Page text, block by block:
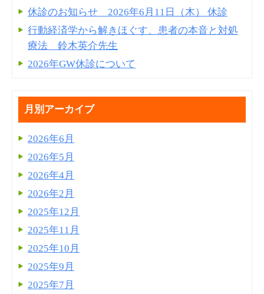
休診のお知らせ 2026年6月11日（木） 休診
行動経済学から解きほぐす、患者の本音と対処
療法 鈴木英介先生
2026年GW休診について
月別アーカイブ
2026年6月
2026年5月
2026年4月
2026年2月
2025年12月
2025年11月
2025年10月
2025年9月
2025年7月